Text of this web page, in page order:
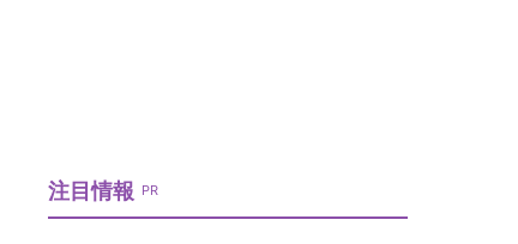
注目情報 PR